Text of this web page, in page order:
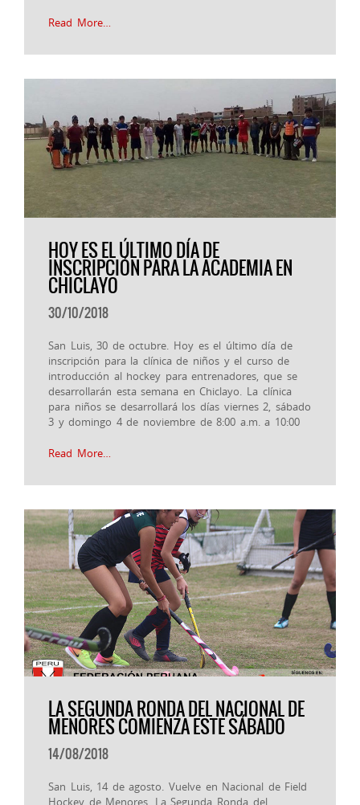
Read More…
HOY ES EL ÚLTIMO DÍA DE
INSCRIPCIÓN PARA LA ACADEMIA EN
CHICLAYO
30/10/2018
San Luis, 30 de octubre. Hoy es el último día de
inscripción para la clínica de niños y el curso de
introducción al hockey para entrenadores, que se
desarrollarán esta semana en Chiclayo. La clínica
para niños se desarrollará los días viernes 2, sábado
3 y domingo 4 de noviembre de 8:00 a.m. a 10:00
Read More…
LA SEGUNDA RONDA DEL NACIONAL DE
MENORES COMIENZA ESTE SÁBADO
14/08/2018
San Luis, 14 de agosto. Vuelve en Nacional de Field
Hockey de Menores. La Segunda Ronda del